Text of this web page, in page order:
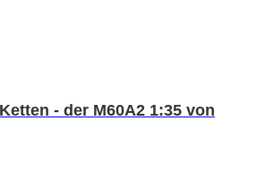
- der M60A2 1:35 von